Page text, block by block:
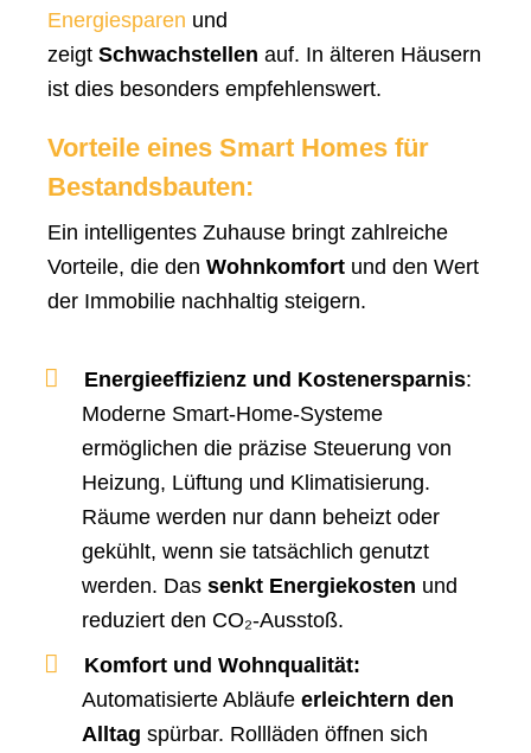
Energiesparen und
zeigt Schwachstellen auf. In älteren Häusern
ist dies besonders empfehlenswert.
Vorteile eines Smart Homes für
Bestandsbauten:
Ein intelligentes Zuhause bringt zahlreiche
Vorteile, die den Wohnkomfort und den Wert
der Immobilie nachhaltig steigern.
Energieeffizienz und Kostenersparnis:
Moderne Smart-Home-Systeme
ermöglichen die präzise Steuerung von
Heizung, Lüftung und Klimatisierung.
Räume werden nur dann beheizt oder
gekühlt, wenn sie tatsächlich genutzt
werden. Das senkt Energiekosten und
reduziert den CO₂-Ausstoß.
Komfort und Wohnqualität:
Automatisierte Abläufe erleichtern den
Alltag spürbar. Rollläden öffnen sich